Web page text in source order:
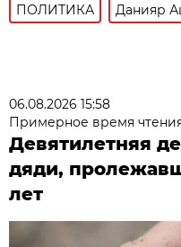
ПОЛИТИКА Данияр
06.08.2026 15:58
Примерное время
Девятилетняя
дяди,
лет